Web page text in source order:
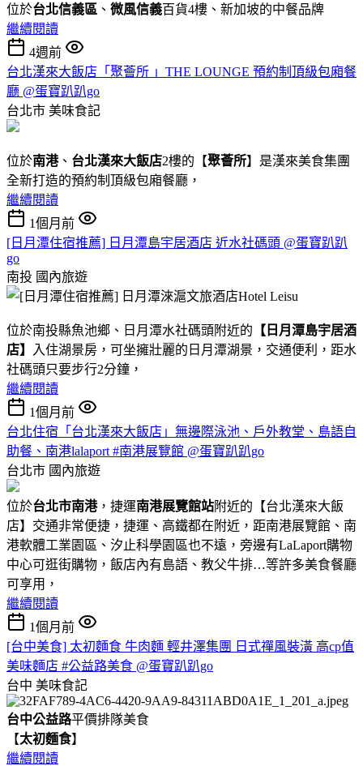
位於台北信義區 、 微風信義百貨4樓、新加坡的中餐品牌
繼續閱讀
4週前
台北漢來大飯店「聚薈所 」THE LOUNGE 預約制頂級包廂餐
廳 @蛋寶趴趴go
台北市 美味食記
位於南港、 台北漢來大飯店2樓的【聚薈所】是漢來美食集團
全新打造的預約制頂級包廂餐廳，
繼續閱讀
1個月前
[日月潭住宿推薦] 日月潭島宇居酒店 近水社碼頭 @蛋寶趴趴
go
南投 國內旅遊
位於南投縣魚池鄉、日月潭水社碼頭附近的 【日月潭島宇居酒
店】
入住湖景房，可坐擁壯麗的日月潭湖景，交通便利，距水
社碼頭只要步行2分鐘，
繼續閱讀
1個月前
台北住宿「台北漢來大飯店」無邊際泳池、戶外教堂、島語自
助餐、南港lalaport #南港展覽館 @蛋寶趴趴go
台北市 國內旅遊
位於台北市南港，捷運南港展覽館站附近的【台北漢來大飯
店】交通非常便捷，捷運、高鐵都在附近，距南港展覽館、南
港軟體工業園區、汐止科學園區也不遠，旁邊有LaLaport購物
中心可逛街購物，飯店內有島語、教父牛排…等許多美食餐廳
可享用，
繼續閱讀
1個月前
[台中美食] 太初麵食 牛肉麵 輕井澤集團 日式禪風裝潢 高cp值
美味麵店 #公益路美食 @蛋寶趴趴go
台中 美味食記
台中公益路平價排隊美食
【太初麵食】
繼續閱讀